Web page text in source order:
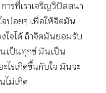
ารที่เราเจริญวิปัสสนา
จบ่อยๆ เพื่อให้จิตมัน
ใจได้ ถ้าจิตมันยอมรับ
นเป็นทุกข์ มันเป็น
ไรเกิดขึ้นกับใจ มันจะ
ไม่เกิด